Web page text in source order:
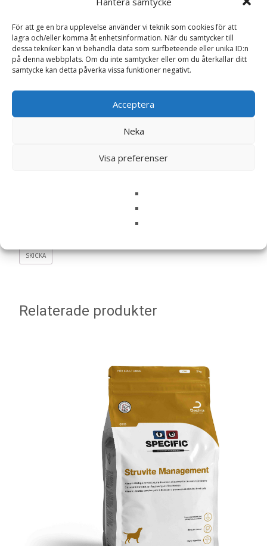
För att ge en bra upplevelse använder vi teknik som cookies för att
lagra och/eller komma åt enhetsinformation. När du samtycker till
dessa tekniker kan vi behandla data som surfbeteende eller unika ID:n
på denna webbplats. Om du inte samtycker eller om du återkallar ditt
samtycke kan detta påverka vissa funktioner negativt.
Acceptera
Neka
Visa preferenser
Din e-postadress kommer inte publiceras.
Obligatoriska fält
är märkta
Ditt betyg *
Relaterade produkter